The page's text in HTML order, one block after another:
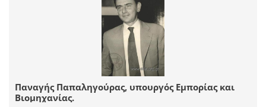
Παναγής Παπαληγούρας, υπουργός Εμπορίας και
Βιομηχανίας.